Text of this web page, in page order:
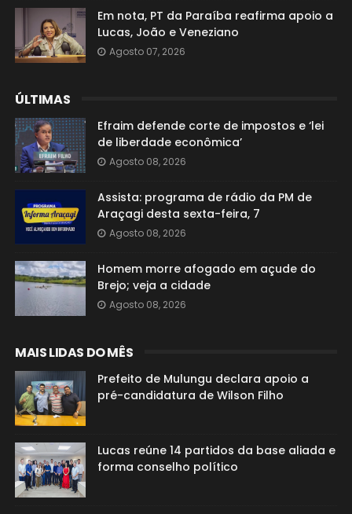
Em nota, PT da Paraíba reafirma apoio a
Lucas, João e Veneziano
Agosto 07, 2026
ÚLTIMAS
Efraim defende corte de impostos e ‘lei
de liberdade econômica’
Agosto 08, 2026
Assista: programa de rádio da PM de
Araçagi desta sexta-feira, 7
Agosto 08, 2026
Homem morre afogado em açude do
Brejo; veja a cidade
Agosto 08, 2026
MAIS LIDAS DO MÊS
Prefeito de Mulungu declara apoio a
pré-candidatura de Wilson Filho
Lucas reúne 14 partidos da base aliada e
forma conselho político